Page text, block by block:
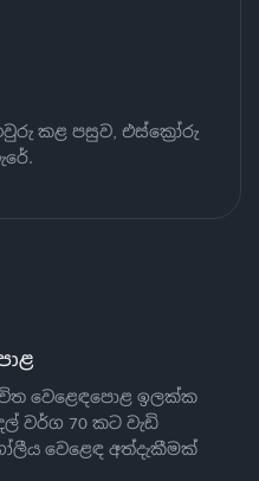
කළ පසුව, එස්ක්‍රෝරු
වෙළෙඳපොළ ඉලක්ක
වර්ග 70 කට වැඩි
වෙළෙඳ අත්දැකීමක්